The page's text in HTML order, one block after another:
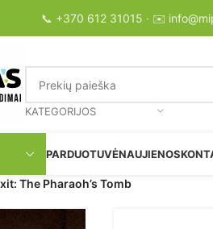
📞 +370 612 31015 · ✉️
KATEGORIJOS
PARDUOTUVĖNAUJIENOS
The Pharaoh’s Tomb